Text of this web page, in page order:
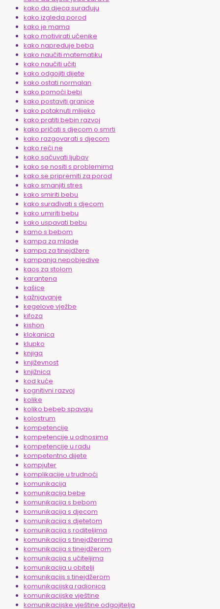
kako da djeca surađuju
kako izgleda porod
kako je mama
kako motivirati učenike
kako napreduje beba
kako naučiti matematiku
kako naučiti učiti
kako odgojiti dijete
kako ostati normalan
kako pomoći bebi
kako postaviti granice
kako potaknuti mlijeko
kako pratiti bebin razvoj
kako pričati s djecom o smrti
kako razgovarati s djecom
kako reći ne
kako sačuvati ljubav
kako se nositi s problemima
kako se pripremiti za porod
kako smanjiti stres
kako smiriti bebu
kako surađivati s djecom
kako umiriti bebu
kako uspavati bebu
kamo s bebom
kampa za mlade
kampa za tinejdžere
kampanja nepobjedive
kaos za stolom
karantena
kašice
kažnjavanje
kegelove vježbe
kifoza
kishon
klokanica
klupko
knjiga
književnost
knjižnica
kod kuće
kognitivni razvoj
kolike
koliko bebeb spavaju
kolostrum
kompetencije
kompetencije u odnosima
kompetencije u radu
kompetentno dijete
kompjuter
komplikacije u trudnoći
komunikacija
komunikacija bebe
komunikacija s bebom
komunikacija s djecom
komunikacija s djetetom
komunikacija s roditeljima
komunikacija s tinejdžerima
komunikacija s tinejdžerom
komunikacija s učiteljima
komunikacija u obitelji
komunikacijs s tinejdžerom
komunikacijska radionica
komunikacijske vještine
komunikacijske vještine odgojitelja